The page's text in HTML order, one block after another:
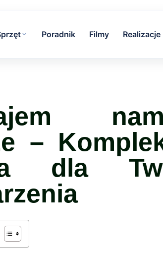
Poradnik Filmy Realizacje
–
dla